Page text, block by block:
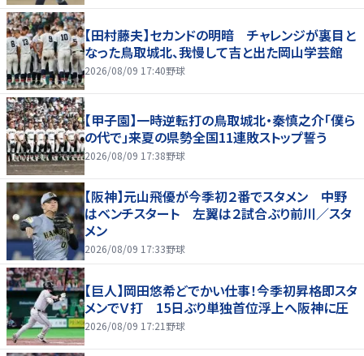
【田村藤夫】セカンドの明暗 チャレンジが裏目と
なった鳥取城北、我慢して吉と出た岡山学芸館
2026/08/09 17:40野球
【甲子園】一時逆転打の鳥取城北・秦慎之介「僕ら
の代で」来夏の県勢全国11連敗ストップ誓う
2026/08/09 17:38野球
【阪神】元山飛優が今季初２番でスタメン 中野
はベンチスタート 左翼は２試合ぶり前川／スタ
メン
2026/08/09 17:33野球
【巨人】岡田悠希どでかい仕事！今季初昇格即スタ
メンでＶ打 15日ぶり単独首位浮上へ阪神に圧
2026/08/09 17:21 野球